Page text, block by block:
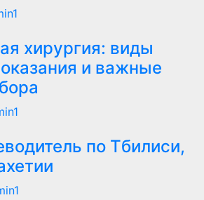
хирургия: виды
и важные
по Тбилиси,